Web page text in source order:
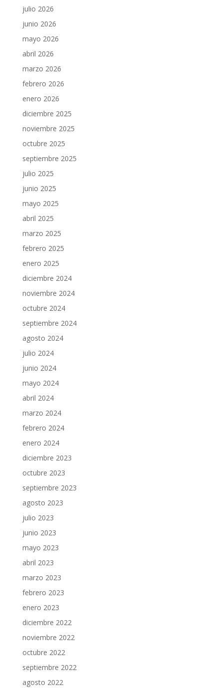
julio 2026
junio 2026
mayo 2026
abril 2026
marzo 2026
febrero 2026
enero 2026
diciembre 2025
noviembre 2025
octubre 2025
septiembre 2025
julio 2025
junio 2025
mayo 2025
abril 2025
marzo 2025
febrero 2025
enero 2025
diciembre 2024
noviembre 2024
octubre 2024
septiembre 2024
agosto 2024
julio 2024
junio 2024
mayo 2024
abril 2024
marzo 2024
febrero 2024
enero 2024
diciembre 2023
octubre 2023
septiembre 2023
agosto 2023
julio 2023
junio 2023
mayo 2023
abril 2023
marzo 2023
febrero 2023
enero 2023
diciembre 2022
noviembre 2022
octubre 2022
septiembre 2022
agosto 2022